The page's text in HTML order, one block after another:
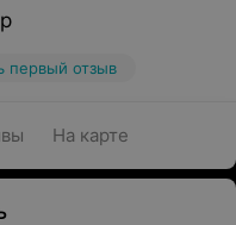
первый отзыв
На карте